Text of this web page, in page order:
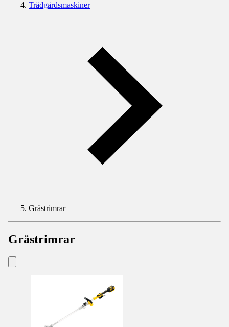
Trädgårdsmaskiner
Grästrimrar
Grästrimrar